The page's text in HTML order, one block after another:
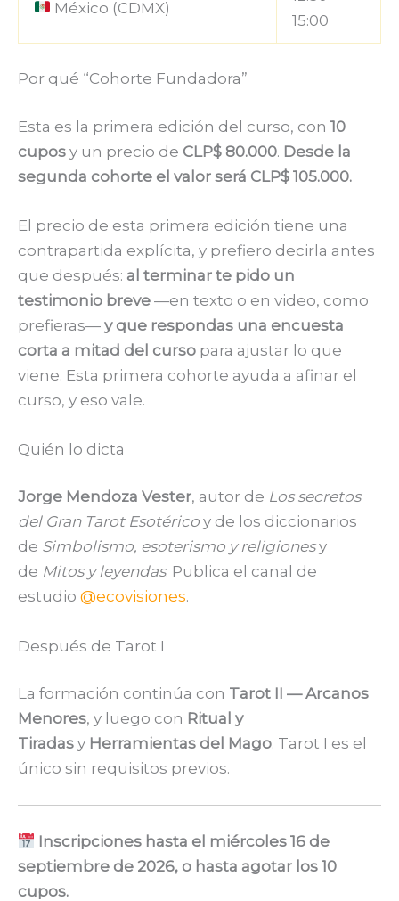
México (CDMX)
15:00
Por qué “Cohorte Fundadora”
Esta es la primera edición del curso, con 10
cupos y un precio de CLP$ 80.000. Desde la
segunda cohorte el valor será CLP$ 105.000.
El precio de esta primera edición tiene una
contrapartida explícita, y prefiero decirla antes
que después: al terminar te pido un
testimonio breve —en texto o en video, como
prefieras— y que respondas una encuesta
corta a mitad del curso para ajustar lo que
viene. Esta primera cohorte ayuda a afinar el
curso, y eso vale.
Quién lo dicta
Jorge Mendoza Vester, autor de Los secretos
del Gran Tarot Esotérico y de los diccionarios
de Simbolismo, esoterismo y religionesy
de Mitos y leyendas. Publica el canal de
estudio @ecovisiones.
Después de Tarot I
La formación continúa con Tarot II — Arcanos
Menores, y luego con Ritual y
Tiradas y Herramientas del Mago. Tarot I es el
único sin requisitos previos.
Inscripciones hasta el miércoles 16 de
septiembre de 2026, o hasta agotar los 10
cupos.